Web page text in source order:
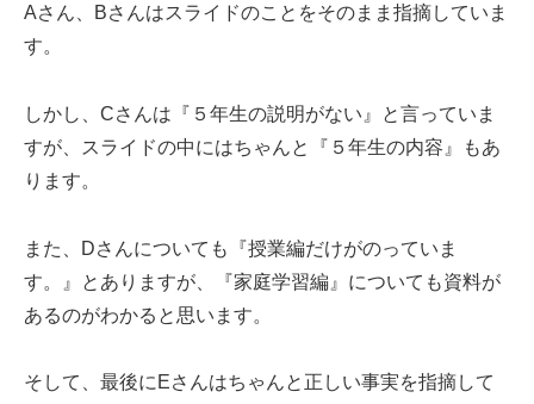
Aさん、Bさんはスライドのことをそのまま指摘していま
す。
しかし、Cさんは『５年生の説明がない』と言っていま
すが、スライドの中にはちゃんと『５年生の内容』もあ
ります。
また、Dさんについても『授業編だけがのっていま
す。』とありますが、『家庭学習編』についても資料が
あるのがわかると思います。
そして、最後にEさんはちゃんと正しい事実を指摘して